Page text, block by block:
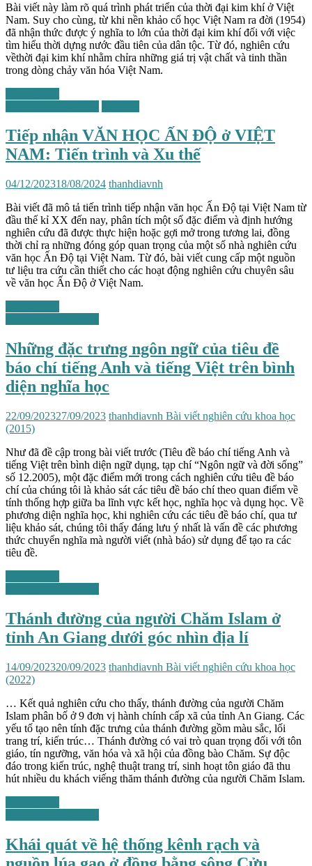
Bài viết này làm rõ quá trình phát triển của thời đại kim khí ở Việt
Nam. Suy cho cùng, từ khi nền khảo cổ học Việt Nam ra đời (1954)
đã nhận thức được ý nghĩa to lớn của thời đại kim khí đối với việc
tìm hiểu thời dựng nước đầu tiên của dân tộc. Từ đó, nghiên cứu
vềthời đại kim khí nhằm chỉra những giá trị vật chất và tinh thần
trong dòng chảy văn hóa Việt Nam.
Tiếp nhận VĂN HỌC ẤN ĐỘ ở VIỆT
NAM: Tiến trình và Xu thế
04/12/202318/08/2024 thanhdiavnh
Bài viết đã mô tả tiến trình tiếp nhận văn học Ấn Độ tại Việt Nam từ
đầu thế kỉ XX đến nay, phân tích một số đặc điểm và định hướng
nghiên cứu đã được thực hiện hoặc gợi mở trong tương lai, đồng
thời chỉ ra những đóng góp quan trọng của một số nhà nghiên cứu
văn học Ấn Độ tại Việt Nam. Từ đó, bài viết cung cấp một nguồn
tư liệu tra cứu cần thiết cho các hoạt động nghiên cứu chuyên sâu
về văn học Ấn Độ ở Việt Nam.
Những đặc trưng ngôn ngữ của tiêu đề
báo chí tiếng Anh và tiếng Việt trên bình
diện nghĩa học
22/09/202327/09/2023 thanhdiavnh Bài viết nghiên cứu khoa học
(2015)
Như đã đề cập trong bài viết trước (Tiêu đề báo chí tiếng Anh và
tiếng Việt trên bình diện ngữ dụng, tạp chí “Ngôn ngữ và đời sống”
số 12.2005), một đặc điểm mới trong cách nghiên cứu tiêu đề báo
chí của chúng tôi là khảo sát các tiêu đề báo chí theo quan điểm về
tính thống hợp giữa ba lĩnh vực kết học, nghĩa học và dụng học. Về
phương diện nghĩa học, khi nghiên cứu các tiêu đề báo chí, qua tư
liệu khảo sát, chúng tôi thấy đáng lưu ý nhất là vấn đề các phương
thức chuyển nghĩa mà người viết (nhà báo) sử dụng để tạo ra các
tiêu đề.
Thánh đường của người Chăm Islam ở
tỉnh An Giang dưới góc nhìn địa lí
14/09/202320/09/2023 thanhdiavnh Bài viết nghiên cứu khoa học
(2022)
… Kết quả nghiên cứu cho thấy, thánh đường của người Chăm
Islam phân bố ở 9 đơn vị hành chính cấp xã của tỉnh An Giang. Các
yếu tố tạo nên tính đặc trưng của thánh đường gồm màu sắc, lối
trang trí, kiến trúc… Thánh đường có vai trò quan trọng đối với tôn
giáo, tín ngưỡng, văn hóa và xã hội của đồng bào Chăm. Sự độc
đáo trong kiến trúc, nghệ thuật trang trí, sinh hoạt tôn giáo đã thu
hút nhiều du khách viếng thăm thánh đường của người Chăm Islam.
Khái quát về hệ thống kênh rạch và